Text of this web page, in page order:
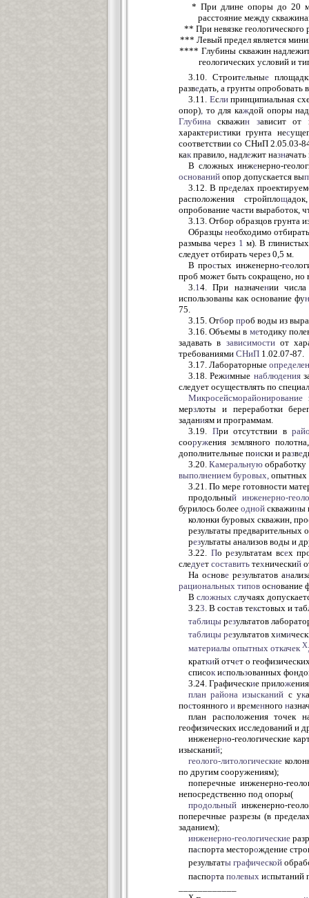
* При длине опоры до 20 м
расстояние между
** При невязке
*** Левый предел является
**** Глубины скважин надлежит
геологических условий и
3.10. Строительные
разведать, а грунты опробовать
3.11. Еслипринципиальная
опор) то для каждой опоры над
Глубина скважин зависит от
характеристики грунта нес
соответствии со СНиП 2.05.03-
как правило, надлежит назначать
В сложных инженерно-
оснований опор допускается вып
3.12. В пределах
расположения стройплощ
опробование части выработок,
3.13. Отбор образцов грунта
Образцы необходимо
размыва через 1 м). В
следует отбирать через 0,5 м.
В простых инженерно-ге
проб может быть сокращено, но
3. 1 4. При назначении
использованы как основание фу
75.
3.15. Отбор проб воды из
3.16. Объемы в методику
задавать в зависимостиот
требованиями СНиП 1.02.07-87.
3.17. Лабораторные
3.18. Режимные наблюдения
следует осуществлять по
Микросейсморайонирование
мерзлоты и переработки
заданиям и программам.
3.19. При отсутствии в
сооружения земляного
дополнительные поиски и разве
3.20.Камеральную обработку
выполнением буровых, опытных
3.21. По мере готовности
продольный инженерно-
бурилось более одной скважины
колонки буровых скважин, про
результаты предварительных
результаты анализов воды и
3.22. По результатам всех
следует составить технический
На основе результатов ан
рациональных типов основание
В сложных случаях
3 23 . В состав текстовых и
таблицы результатов
таблицы результатов хими
материалы опытных откачек Х
краткий отчет о
списокиспользованных
3.24. Графические прилож
план района изысканий с ук
постоянного и временного н
план расположения точек
геофизических исследований и
инженерно-геологические
изысканий;
геолого-литологические
по другим сооружениям);
поперечные инженерно-
непосредственно под опоры(
продольный инженерно-
поперечные разрезы (в
заданием);
инженерно-геологические
паспорта месторождение
результаты графической
паспорта полевых испытаний